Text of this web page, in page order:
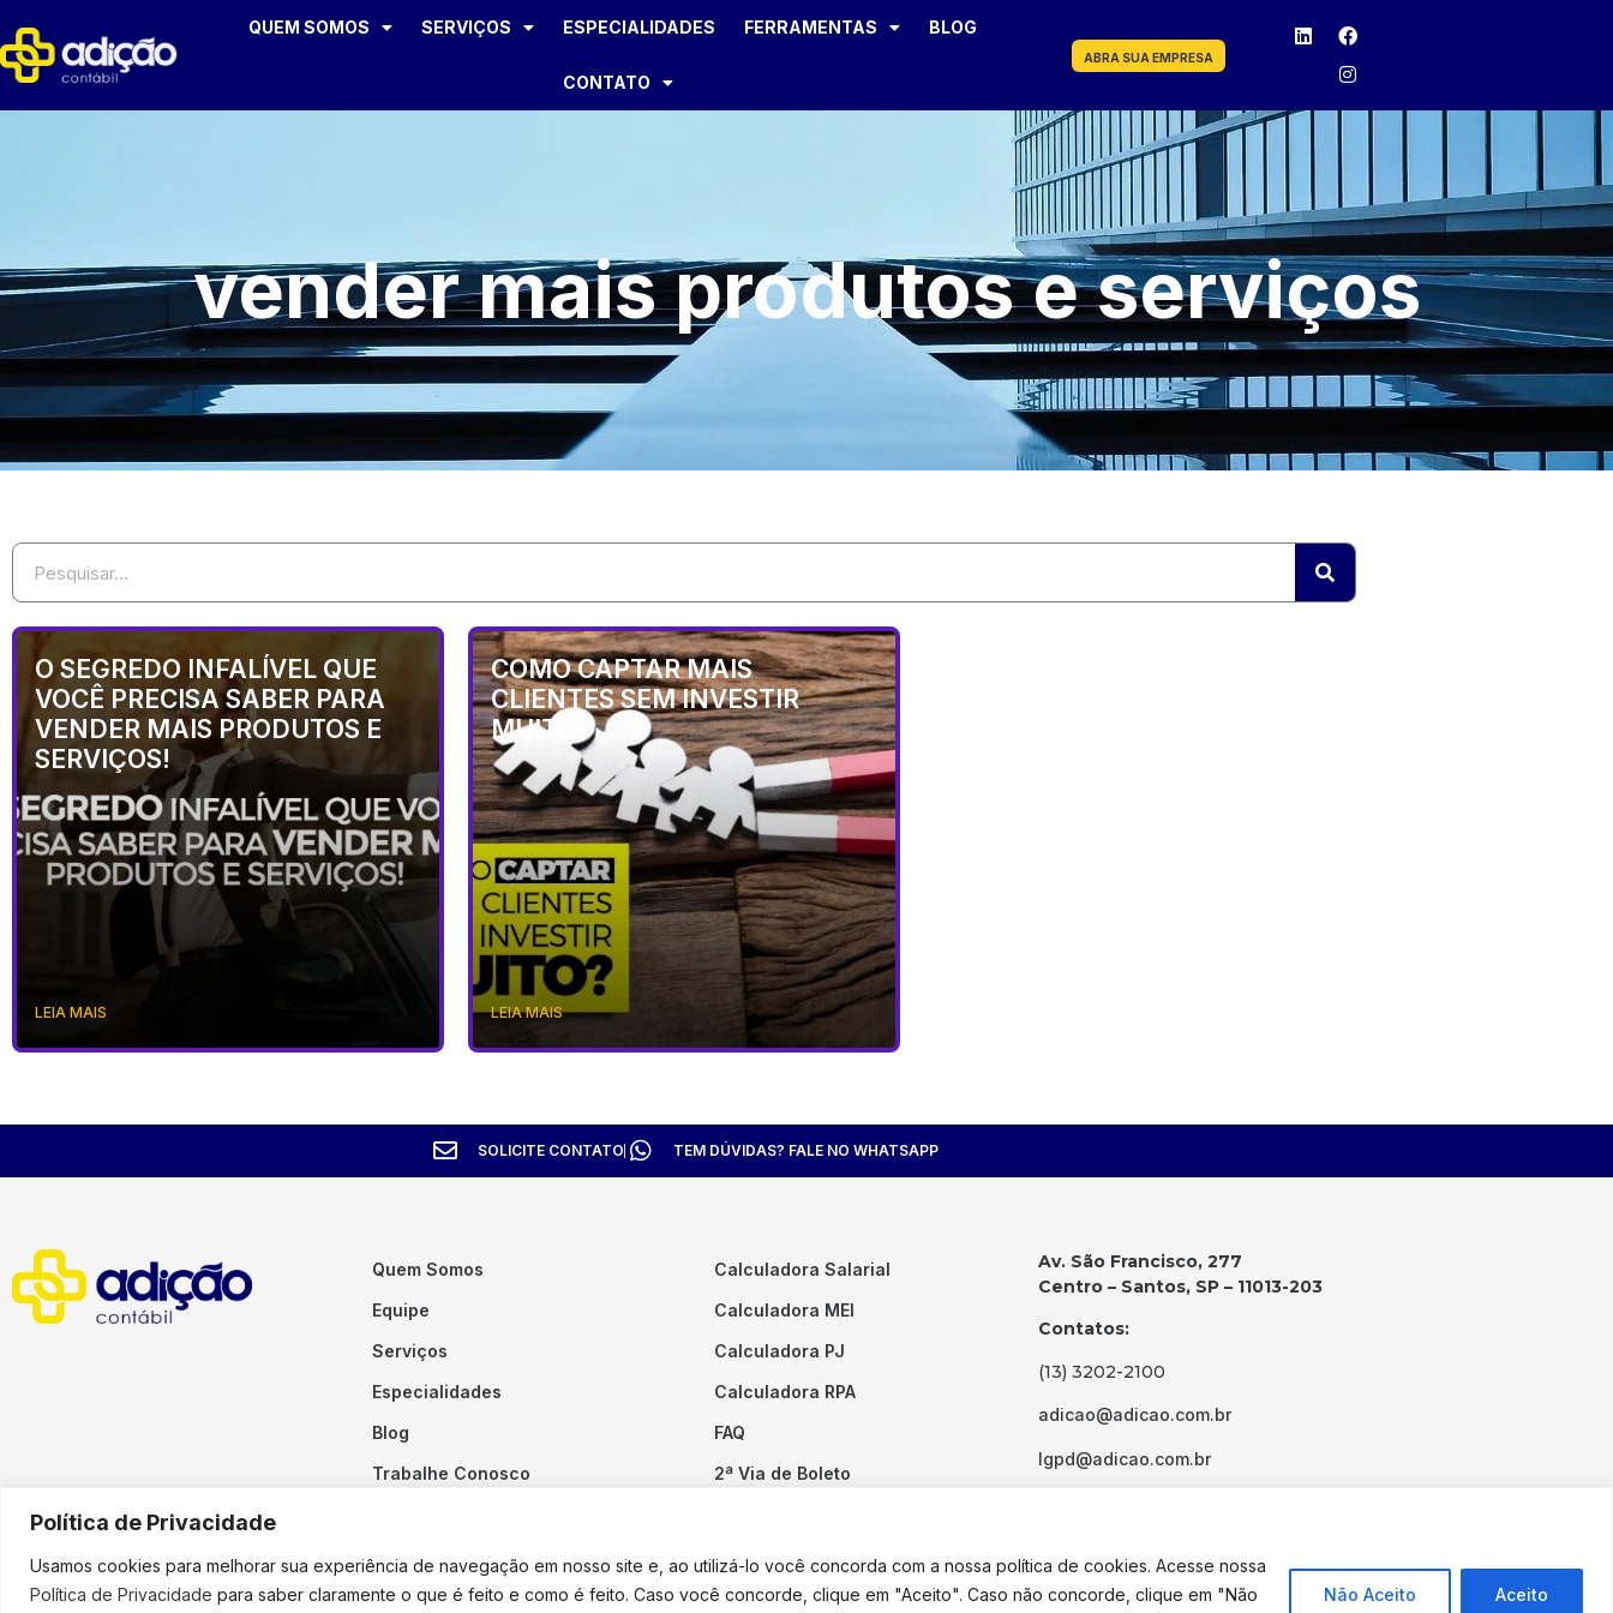
Política de Privacidade
Usamos cookies para melhorar sua experiência de navegação em nosso site e, ao utilizá-lo você concorda com a nossa política de cookies. Acesse nossa
Política de Privacidade para saber claramente o que é feito e como é feito. Caso você concorde, clique em "Aceito". Caso não concorde, clique em "Não
Não Aceito Aceito
QUEM SOMOS SERVIÇOS ESPECIALIDADES FERRAMENTAS BLOG
CONTATO
ABRA SUA EMPRESA
vender mais produtos e serviços
O SEGREDO INFALÍVEL QUE
VOCÊ PRECISA SABER PARA
VENDER MAIS PRODUTOS E
SERVIÇOS!
LEIA MAIS
COMO CAPTAR MAIS
CLIENTES SEM INVESTIR
MUITO?
LEIA MAIS
SOLICITE CONTATO TEM DÚVIDAS? FALE NO WHATSAPP
Quem Somos
Equipe
Serviços
Especialidades
Blog
Trabalhe Conosco
Calculadora Salarial
Calculadora MEI
Calculadora PJ
Calculadora RPA
FAQ
2ª Via de Boleto
Av. São Francisco, 277
Centro – Santos, SP – 11013-203
Contatos:
(13) 3202-2100
adicao@adicao.com.br
lgpd@adicao.com.br